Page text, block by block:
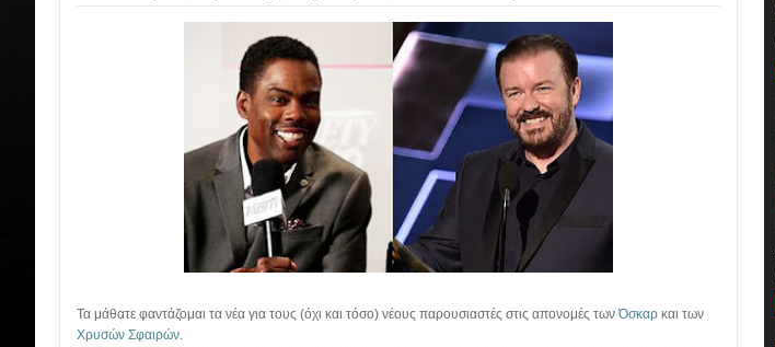
Τα μάθατε φαντάζομαι τα νέα για τους (όχι και τόσο) νέους παρουσιαστές στις απονομές τωνΌσκαρ και των
Χρυσών Σφαιρών.